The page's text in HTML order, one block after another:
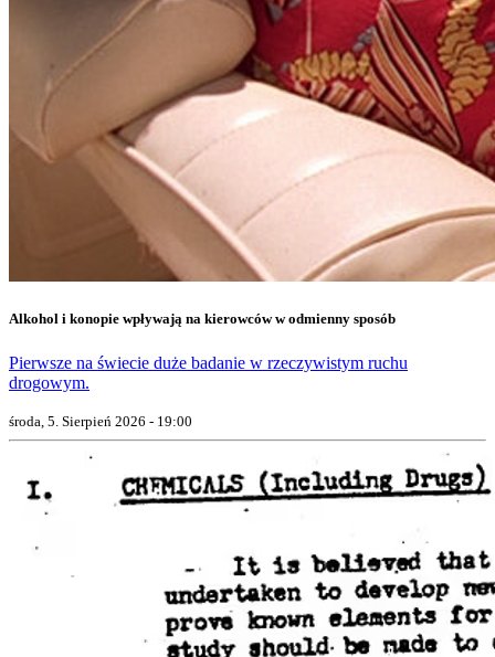
Alkohol i konopie wpływają na kierowców w odmienny sposób
Pierwsze na świecie duże badanie w rzeczywistym ruchu
drogowym.
środa, 5. Sierpień 2026 - 19:00